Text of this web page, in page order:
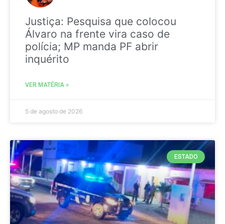
Justiça: Pesquisa que colocou
Álvaro na frente vira caso de
polícia; MP manda PF abrir
inquérito
VER MATÉRIA »
5 de agosto de 2026
ESTADO